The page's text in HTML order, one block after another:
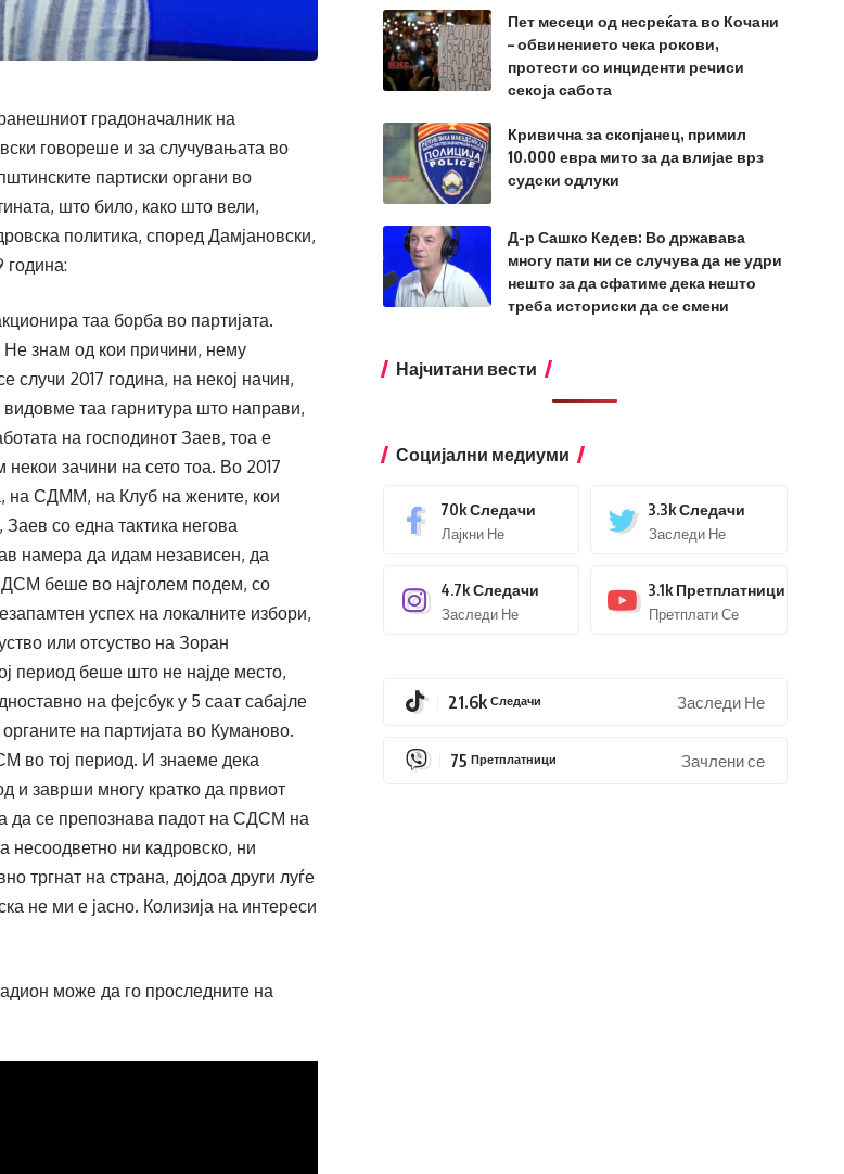
градоначалник на
говореше и за случувањата во
партиски органи во
што било, како што вели,
политика, според Дамјановски,
година:
таа борба во партијата.
Не знам од кои причини, нему
случи 2017 година, на некој начин,
видовме таа гарнитура што направи,
на господинот Заев, тоа е
зачини на сето тоа. Во 2017
на СДММ, на Клуб на жените, кои
со една тактика негова
намера да идам независен, да
беше во најголем подем, со
успех на локалните избори,
или отсуство на Зоран
период беше што не најде место,
на фејсбук у 5 саат сабајле
на партијата во Куманово.
во тој период. И знаеме дека
и заврши многу кратко да првиот
да се препознава падот на СДСМ на
несоодветно ни кадровско, ни
тргнат на страна, дојдоа други луѓе
не ми е јасно. Колизија на интереси
може да го проследните на
Пет месеци од несреќата во Кочани
– обвинението чека рокови,
протести со инциденти речиси
секоја сабота
Кривична за скопјанец, примил
10.000 евра мито за да влијае врз
судски одлуки
Д-р Сашко Кедев: Во државава
многу пати ни се случува да не удри
нешто за да сфатиме дека нешто
треба историски да се смени
Најчитани вести
Социјални медиуми
70kСледачи
Лајкни Не
3.3kСледачи
Заследи Не
4.7kСледачи
Заследи Не
3.1k Претплатници
Претплати Се
21.6k Следачи Заследи Не
75 Претплатници Зачлени се